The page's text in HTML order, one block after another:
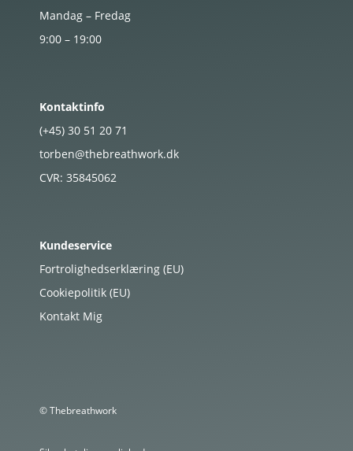
Mandag – Fredag
9:00 – 19:00
Kontaktinfo
(+45) 30 51 20 71
torben@thebreathwork.dk
CVR: 35845062
Kundeservice
Fortrolighedserklæring (EU)
Cookiepolitik (EU)
Kontakt Mig
© Thebreathwork